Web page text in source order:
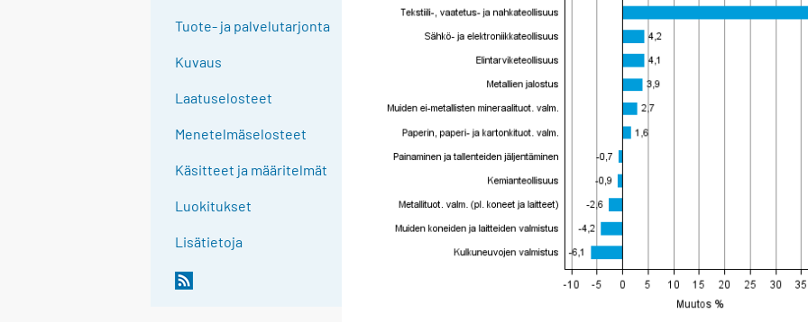
Tuote- ja palvelutarjonta
Kuvaus
Laatuselosteet
Menetelmäselosteet
Käsitteet ja määritelmät
Luokitukset
Lisätietoja